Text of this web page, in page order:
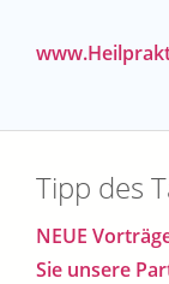
Tipp des
NEUE
Sie unsere